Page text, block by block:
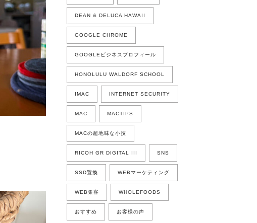
DEAN & DELUCA HAWAII
GOOGLE CHROME
GOOGLEビジネスプロフィール
HONOLULU WALDORF SCHOOL
IMAC INTERNET SECURITY
MAC MACTIPS
MACの超地味な小技
RICOH GR DIGITAL III SNS
SSD置換 WEBマーケティング
WEB集客 WHOLEFOODS
おすすめ お客様の声